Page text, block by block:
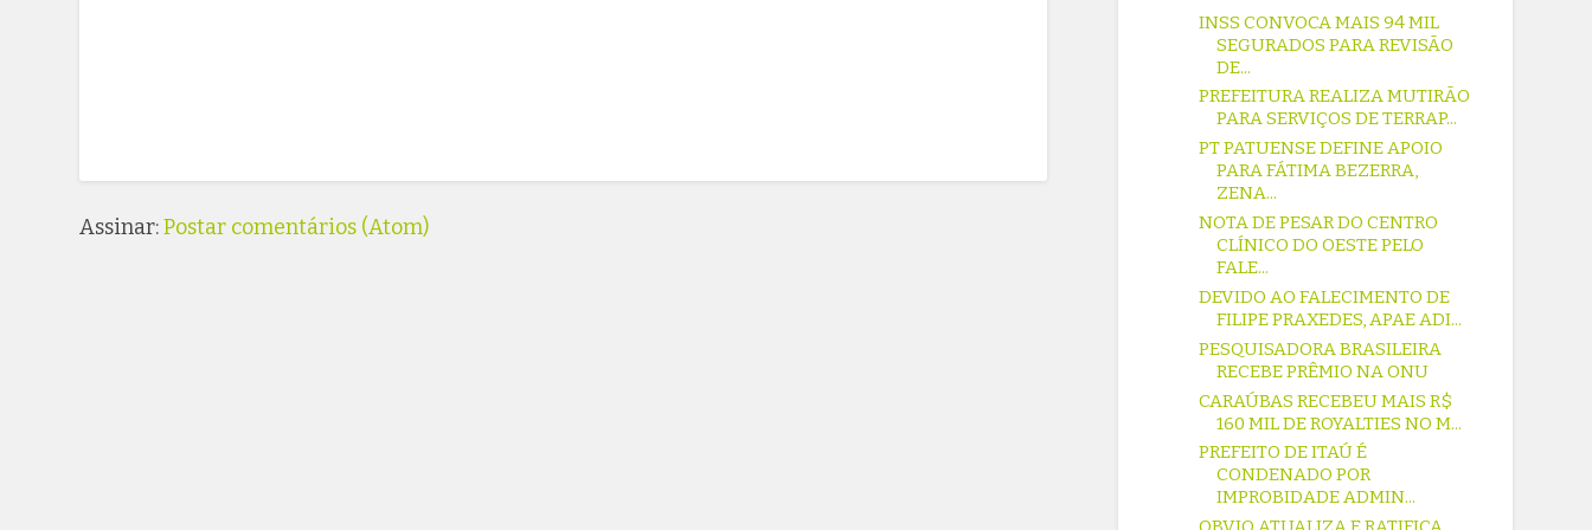
Assinar:Postar comentários (Atom)
INSS CONVOCA MAIS 94 MIL
SEGURADOS PARA REVISÃO
DE...
PREFEITURA REALIZA MUTIRÃO
PARA SERVIÇOS DE TERRAP...
PT PATUENSE DEFINE APOIO
PARA FÁTIMA BEZERRA,
ZENA...
NOTA DE PESAR DO CENTRO
CLÍNICO DO OESTE PELO
FALE...
DEVIDO AO FALECIMENTO DE
FILIPE PRAXEDES, APAE ADI...
PESQUISADORA BRASILEIRA
RECEBE PRÊMIO NA ONU
CARAÚBAS RECEBEU MAIS R$
160 MIL DE ROYALTIES NO M...
PREFEITO DE ITAÚ É
CONDENADO POR
IMPROBIDADE ADMIN...